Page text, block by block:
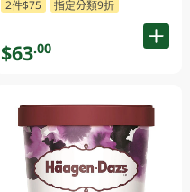
2件$75 指定分類9折
$63.00